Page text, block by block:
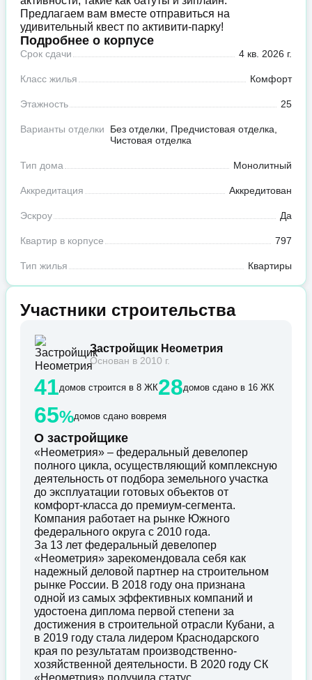
Предлагаем вам вместе отправиться на
удивительный квест по активити-парку!
Подробнее о корпусе
Срок сдачи 4 кв. 2026 г.
Класс жилья Комфорт
Этажность 25
Варианты отделки
Без отделки, Предчистовая отделка,
Чистовая отделка
Тип дома Монолитный
Аккредитация Аккредитован
Эскроу Да
Квартир в корпусе 797
Тип жилья Квартиры
Участники строительства
Застройщик Неометрия
Основан в 2010 г.
41домов строится в 8 ЖК28домов сдано в 16 ЖК
65%домов сдано вовремя
О застройщике
«Неометрия» – федеральный девелопер
полного цикла, осуществляющий комплексную
деятельность от подбора земельного участка
до эксплуатации готовых объектов от
комфорт-класса до премиум-сегмента.
Компания работает на рынке Южного
федерального округа с 2010 года.
За 13 лет федеральный девелопер
«Неометрия» зарекомендовала себя как
надежный деловой партнер на строительном
рынке России. В 2018 году она признана
одной из самых эффективных компаний и
удостоена диплома первой степени за
достижения в строительной отрасли Кубани, а
в 2019 году стала лидером Краснодарского
края по результатам производственно-
хозяйственной деятельности. В 2020 году СК
«Неометрия» получила статус